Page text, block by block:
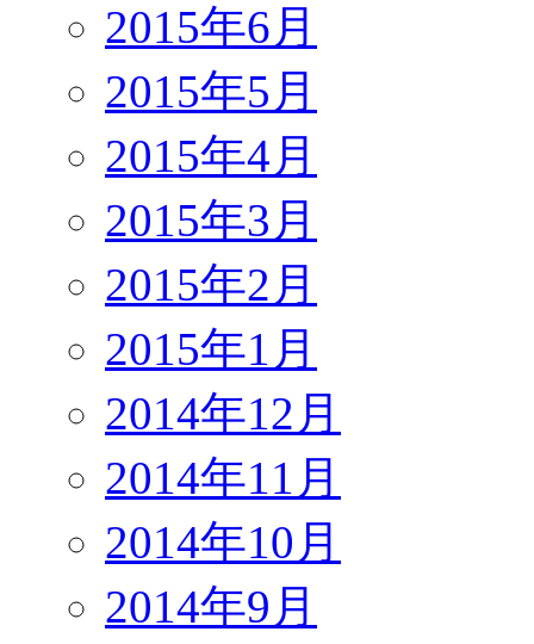
2015年6月
2015年5月
2015年4月
2015年3月
2015年2月
2015年1月
2014年12月
2014年11月
2014年10月
2014年9月